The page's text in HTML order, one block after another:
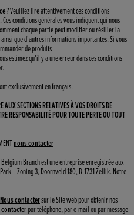
? Veuillez lire attentivement ces conditions
conditions générales vous indiquent qui nous
chaque partie peut modifier ou résilier la
que d'autres informations importantes. Si vous
de produits
estimez qu'il y a une erreur dans ces conditions
exclusivement en français.
SECTIONS RELATIVES À VOS DROITS DE
RESPONSABILITÉ POUR TOUTE PERTE OU TOUT
nous contacter
Branch est une entreprise enregistrée aux
– Zoning 3, Doornveld 180, B-1731 Zellik. Notre
Nous contactersur le Site web pour obtenir nos
par téléphone, par e-mail ou par message